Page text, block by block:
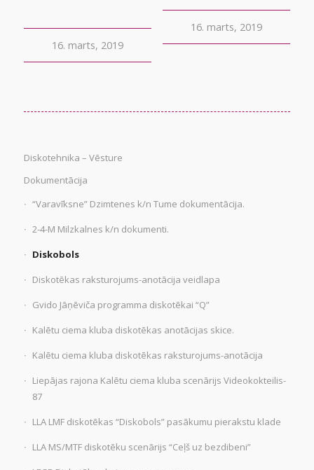
16. marts, 2019
16. marts, 2019
Diskotehnika – Vēsture
Dokumentācija
“Varavīksne” Dzimtenes k/n Tume dokumentācija.
2-4-M Milzkalnes k/n dokumenti.
Diskobols
Diskotēkas raksturojums-anotācija veidlapa
Gvido Jāņēviča programma diskotēkai “Q”
Kalētu ciema kluba diskotēkas anotācijas skice.
Kalētu ciema kluba diskotēkas raksturojums-anotācija
Liepājas rajona Kalētu ciema kluba scenārijs Videokokteilis-
87
LLA LMF diskotēkas “Diskobols” pasākumu pierakstu klade
LLA MS/MTF diskotēku scenārijs “Ceļš uz bezdibeni”